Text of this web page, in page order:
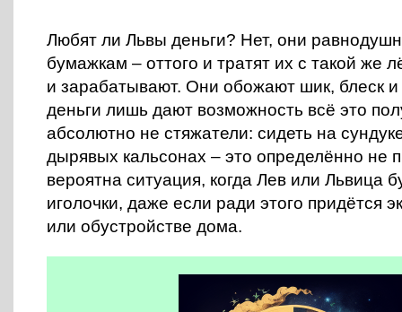
Любят ли Львы деньги? Нет, они
бумажкам – оттого и тратят их с такой же
и зарабатывают. Они обожают шик, блеск и
деньги лишь дают возможность всё это
абсолютно не стяжатели: сидеть на
дырявых кальсонах – это определённо не
вероятна ситуация, когда Лев или Львица
иголочки, даже если ради этого придётся
или обустройстве дома.